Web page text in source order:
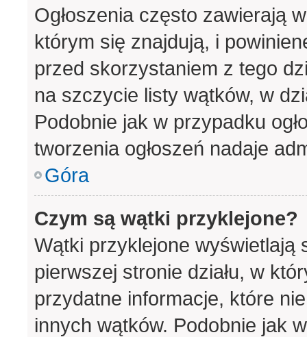
Ogłoszenia często zawierają
którym się znajdują, i
przed skorzystaniem z tego
na szczycie listy wątków, w
Podobnie jak w przypadku
tworzenia ogłoszeń nadaje
Góra
Czym są wątki przyklejone?
Wątki przyklejone wyświetlają
pierwszej stronie działu, w
przydatne informacje, które
innych wątków. Podobnie jak